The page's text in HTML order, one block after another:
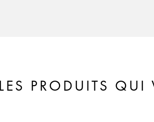
LES PRODUITS